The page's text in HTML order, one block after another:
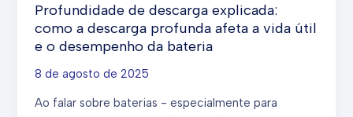
Profundidade de descarga explicada:
como a descarga profunda afeta a vida útil
e o desempenho da bateria
8 de agosto de 2025
Ao falar sobre baterias - especialmente para